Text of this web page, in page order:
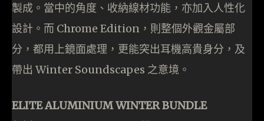
製成。當中的角度、收納線材功能，亦加入人性化
設計。而 Chrome Edition，則整個外觀金屬部
分，都用上鏡面處理，更能突出耳機高貴身分，及
帶出 Winter Soundscapes 之意境。
ELITE ALUMINIUM WINTER BUNDLE